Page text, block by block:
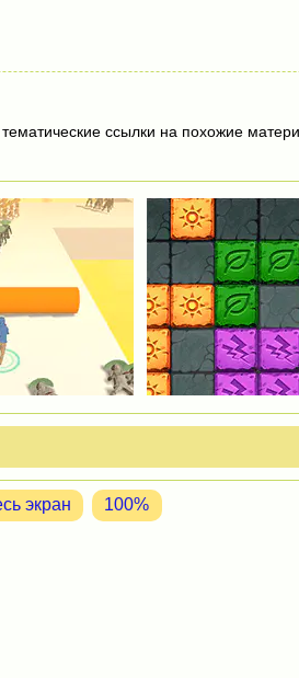
ссылки на похожие
экран 100%